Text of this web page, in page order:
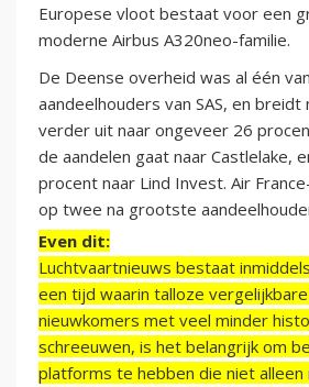
Europese vloot bestaat voor een
moderne Airbus A320neo-familie.
De Deense overheid was al één
aandeelhouders van SAS, en breidt
verder uit naar ongeveer 26
de aandelen gaat naar Castlelake,
procent naar Lind Invest. Air
op twee na grootste
Even dit:
Luchtvaartnieuws bestaat
een tijd waarin talloze
nieuwkomers met veel minder
schreeuwen, is het belangrijk om
platforms te hebben die niet alleen